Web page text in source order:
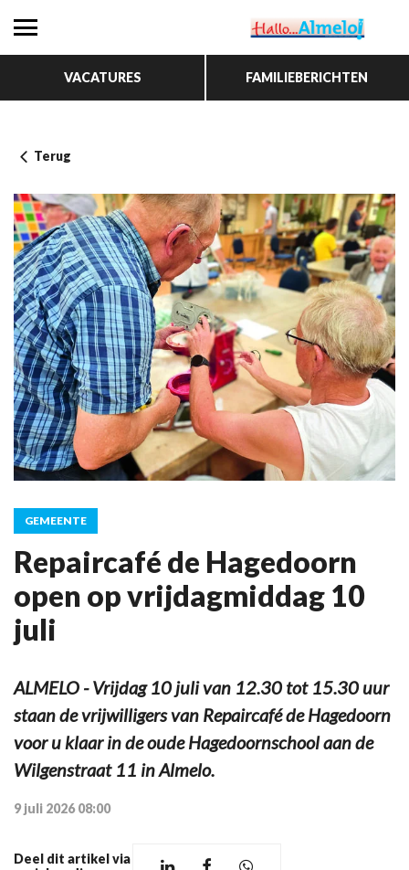
VACATURES FAMILIEBERICHTEN
Terug
GEMEENTE
Repaircafé de Hagedoorn
open op vrijdagmiddag 10
juli
ALMELO - Vrijdag 10 juli van 12.30 tot 15.30 uur
staan de vrijwilligers van Repaircafé de Hagedoorn
voor u klaar in de oude Hagedoornschool aan de
Wilgenstraat 11 in Almelo.
9 juli 2026 08:00
Deel dit artikel via